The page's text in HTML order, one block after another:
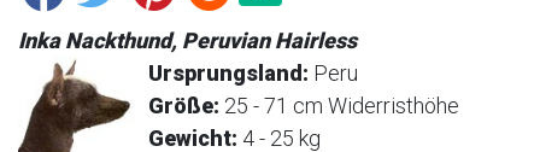
Inka Nackthund, Peruvian Hairless
Ursprungsland: Peru
Größe: 25 - 71 cm Widerristhöhe
Gewicht: 4 - 25 kg